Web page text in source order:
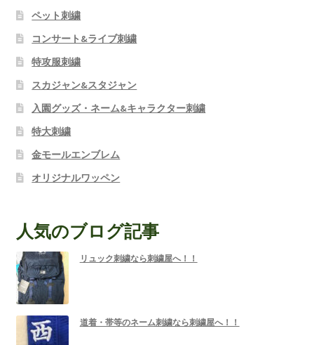
ペット刺繍
コンサート&ライブ刺繍
特攻服刺繍
スカジャン&スタジャン
入園グッズ・ネーム&キャラクター刺繍
特大刺繍
金モールエンブレム
オリジナルワッペン
人気のブログ記事
リュック刺繍なら刺繍屋へ！！
道着・帯等のネーム刺繍なら刺繍屋へ！！